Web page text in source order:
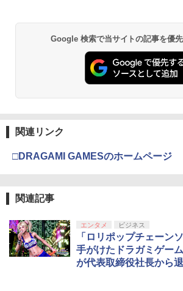
スプラトゥーン レイ
4
￥9,000
ニンテンドープリペ
Beast of
プロダクトコード 封
￥7,286
￥11,849
4
￥10,737
【純正品】
【純正品】Xbox ワ
ラー (ロボット ホワ
￥7,681
【純正品】Xbox ワ
【国内正規品】
マスター TH8S シ
S5、PS5 Pro、
￥10,780
劇場版「鬼滅の刃」
窩座再来 通常版
劇場版「鬼滅の刃」
4
劇場版「鬼滅の刃」
窩座再来 完全生産限
Google 検索で当サイトの記事を優
関連リンク
□DRAGAMI GAMESのホームページ
関連記事
エンタメ ビジネス
「ロリポップチェーン
手がけたドラガミゲー
が代表取締役社長から